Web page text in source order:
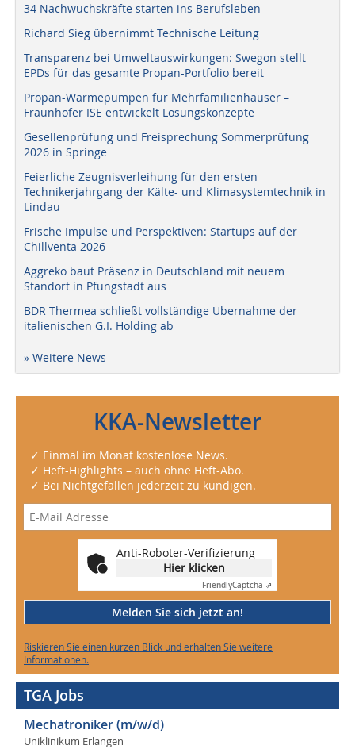
34 Nachwuchskräfte starten ins Berufsleben
Richard Sieg übernimmt Technische Leitung
Transparenz bei Umweltauswirkungen: Swegon stellt
EPDs für das gesamte Propan-Portfolio bereit
Propan-Wärmepumpen für Mehrfamilienhäuser –
Fraunhofer ISE entwickelt Lösungskonzepte
Gesellenprüfung und Freisprechung Sommerprüfung
2026 in Springe
Feierliche Zeugnisverleihung für den ersten
Technikerjahrgang der Kälte- und Klimasystemtechnik in
Lindau
Frische Impulse und Perspektiven: Startups auf der
Chillventa 2026
Aggreko baut Präsenz in Deutschland mit neuem
Standort in Pfungstadt aus
BDR Thermea schließt vollständige Übernahme der
italienischen G.I. Holding ab
» Weitere News
KKA-Newsletter
✓ Einmal im Monat kostenlose News.
✓ Heft-Highlights – auch ohne Heft-Abo.
✓ Bei Nichtgefallen jederzeit zu kündigen.
Anti-Roboter-Verifizierung
Hier klicken
FriendlyCaptcha ⇗
Melden Sie sich jetzt an!
Riskieren Sie einen kurzen Blick und erhalten Sie weitere
Informationen.
TGA Jobs
Mechatroniker (m/w/d)
Uniklinikum Erlangen